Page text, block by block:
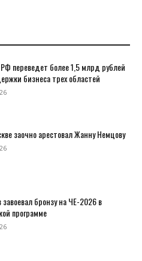
переведет более 1,5 млрд рублей
бизнеса трех областей
заочно арестовал Жанну Немцову
бронзу на ЧЕ-2026 в
программе